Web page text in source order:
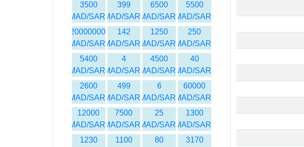
5500
MAD/SAR
6500
MAD/SAR
399
MAD/SAR
3500
MAD/SAR
250
MAD/SAR
1250
MAD/SAR
142
MAD/SAR
20000000
MAD/SAR
40
MAD/SAR
4500
MAD/SAR
4
MAD/SAR
5400
MAD/SAR
60000
MAD/SAR
6
MAD/SAR
499
MAD/SAR
2600
MAD/SAR
1300
MAD/SAR
25
MAD/SAR
7500
MAD/SAR
12000
MAD/SAR
3170
80
1100
1230